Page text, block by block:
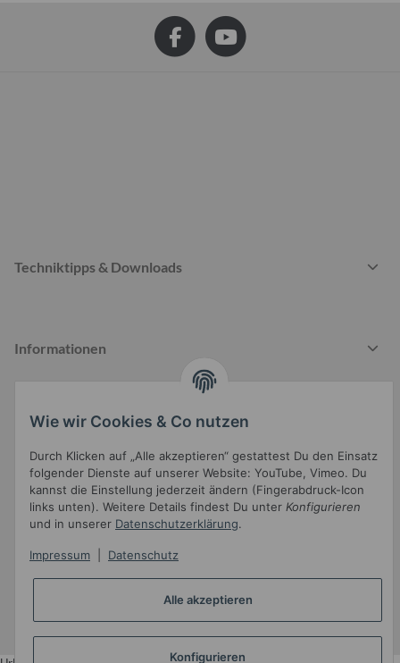
Techniktipps & Downloads
Informationen
Gesetzliche Informationen
Widerrufsbutton
Wie wir Cookies & Co nutzen
Durch Klicken auf „Alle akzeptieren“ gestattest Du den Einsatz
folgender Dienste auf unserer Website: YouTube, Vimeo. Du
kannst die Einstellung jederzeit ändern (Fingerabdruck-Icon
links unten). Weitere Details findest Du unter Konfigurieren
und in unserer Datenschutzerklärung.
Impressum Datenschutz
Alle akzeptieren
Konfigurieren